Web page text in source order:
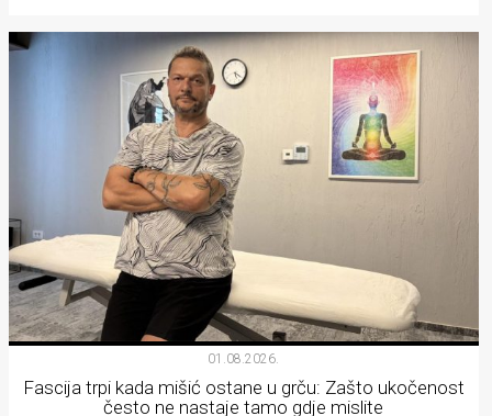
01.08.2026.
Fascija trpi kada mišić ostane u grču: Zašto ukočenost
često ne nastaje tamo gdje mislite